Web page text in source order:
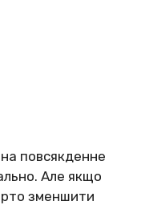
повсякденне
Але якщо
зменшити